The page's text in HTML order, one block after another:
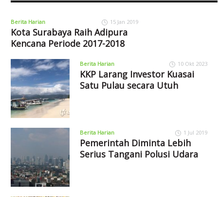
Berita Harian 15 Jan 2019
Kota Surabaya Raih Adipura
Kencana Periode 2017-2018
Berita Harian 10 Okt 2023
KKP Larang Investor Kuasai
Satu Pulau secara Utuh
Berita Harian 1 Jul 2019
Pemerintah Diminta Lebih
Serius Tangani Polusi Udara